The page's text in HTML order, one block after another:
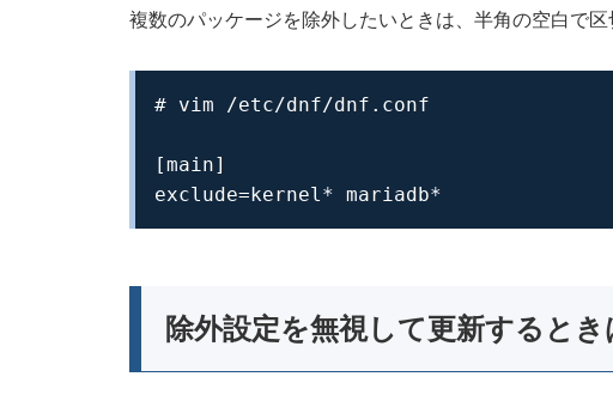
複数のパッケージを除外したいときは、半角の空白で区
# vim /etc/dnf/dnf.conf
[main]
exclude=kernel* mariadb*
除外設定を無視して更新するとき